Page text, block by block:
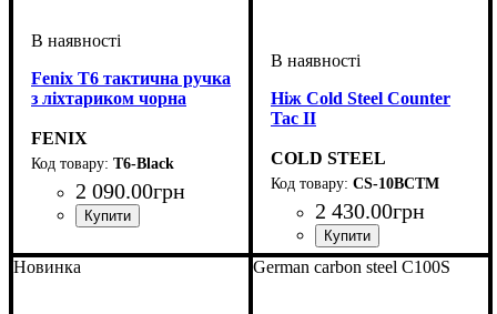
Fenix T6 тактична ручка
з ліхтариком чорна
FENIX
T6-Black
2 090.00грн
Ніж Cold Steel Counter
Tac II
COLD STEEL
CS-10BCTM
2 430.00грн
Новинка German carbon steel C100S